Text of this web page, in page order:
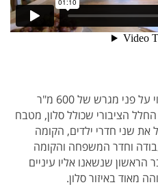
גודל הבית הוא 280 מ"ר והוא בנוי על פני מגרש של 600 מ"ר
הציבורי שכולל סלון, מטבח
את שני חדרי ילדים, הקומה
וחדר המשפחה והקומה
הראשון שנשאנו אליו עיניים
מאוד באיזור סלון.